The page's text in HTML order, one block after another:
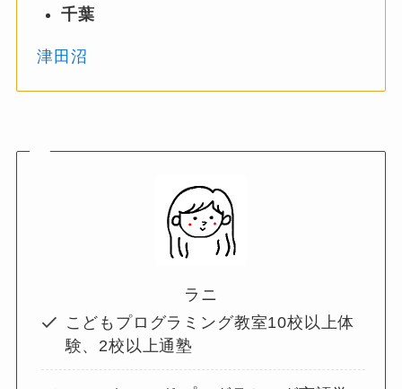
千葉
津田沼
ラニ
こどもプログラミング教室10校以上体
験、2校以上通塾